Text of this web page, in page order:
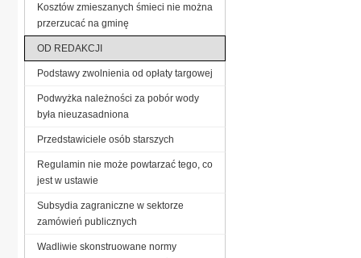
Kosztów zmieszanych śmieci nie można
przerzucać na gminę
OD REDAKCJI
Podstawy zwolnienia od opłaty targowej
Podwyżka należności za pobór wody
była nieuzasadniona
Przedstawiciele osób starszych
Regulamin nie może powtarzać tego, co
jest w ustawie
Subsydia zagraniczne w sektorze
zamówień publicznych
Wadliwie skonstruowane normy